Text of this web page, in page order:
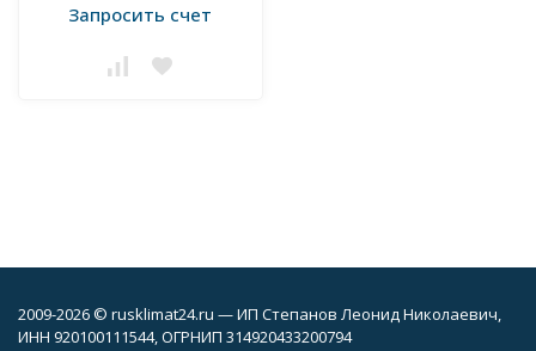
Запросить счет
2009-2026 © rusklimat24.ru — ИП Степанов Леонид Николаевич,
ИНН 920100111544, ОГРНИП 314920433200794